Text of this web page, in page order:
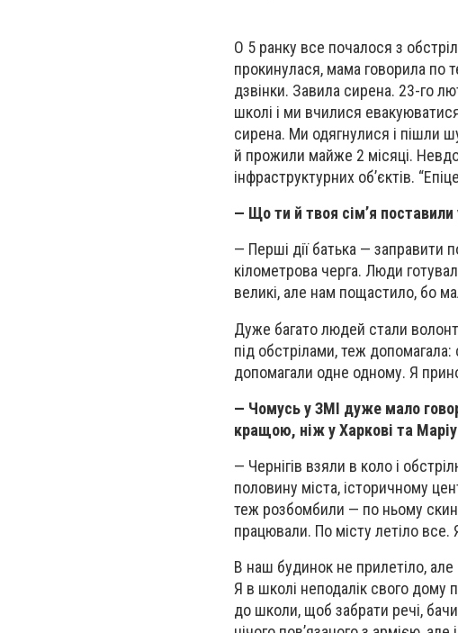
О 5 ранку все почалося з
прокинулася, мама говорила по
дзвінки. Завила сирена. 23-го
школі і ми вчилися
сирена. Ми одягнулися і пішли
й прожили майже 2 місяці.
інфраструктурних об’єктів.
— Що ти й твоя сім’я
— Перші дії батька — заправити
кілометрова черга. Люди
великі, але нам пощастило, бо
Дуже багато людей стали
під обстрілами, теж
допомагали одне одному. Я
— Чомусь у ЗМІ дуже мало
кращою, ніж у Харкові та
— Чернігів взяли в коло і
половину міста, історичному
теж розбомбили — по ньому
працювали. По місту летіло
В наш будинок не прилетіло,
Я в школі неподалік свого дому
до школи, щоб забрати речі,